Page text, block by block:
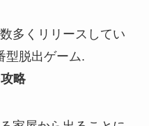
多くリリースしてい
型脱出ゲーム.
略